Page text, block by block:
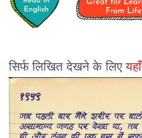
सिर्फ लिखित देखने के लिएयहाँ